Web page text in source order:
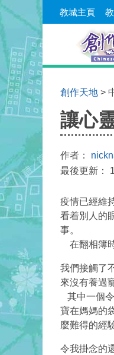
教城主頁
創作天地 >
讓心
作者：
最後更新：
疫情已經維
看着別人的
事。
在翻相簿
我們接觸了
來沒有養過
其中一個
寶在媽媽的
麼難得的經
令我掛念的